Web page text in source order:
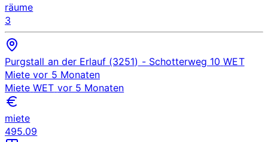
räume
3
Purgstall an der Erlauf (3251) - Schotterweg 10 WET
Miete vor 5 Monaten
Miete WET vor 5 Monaten
miete
495.09